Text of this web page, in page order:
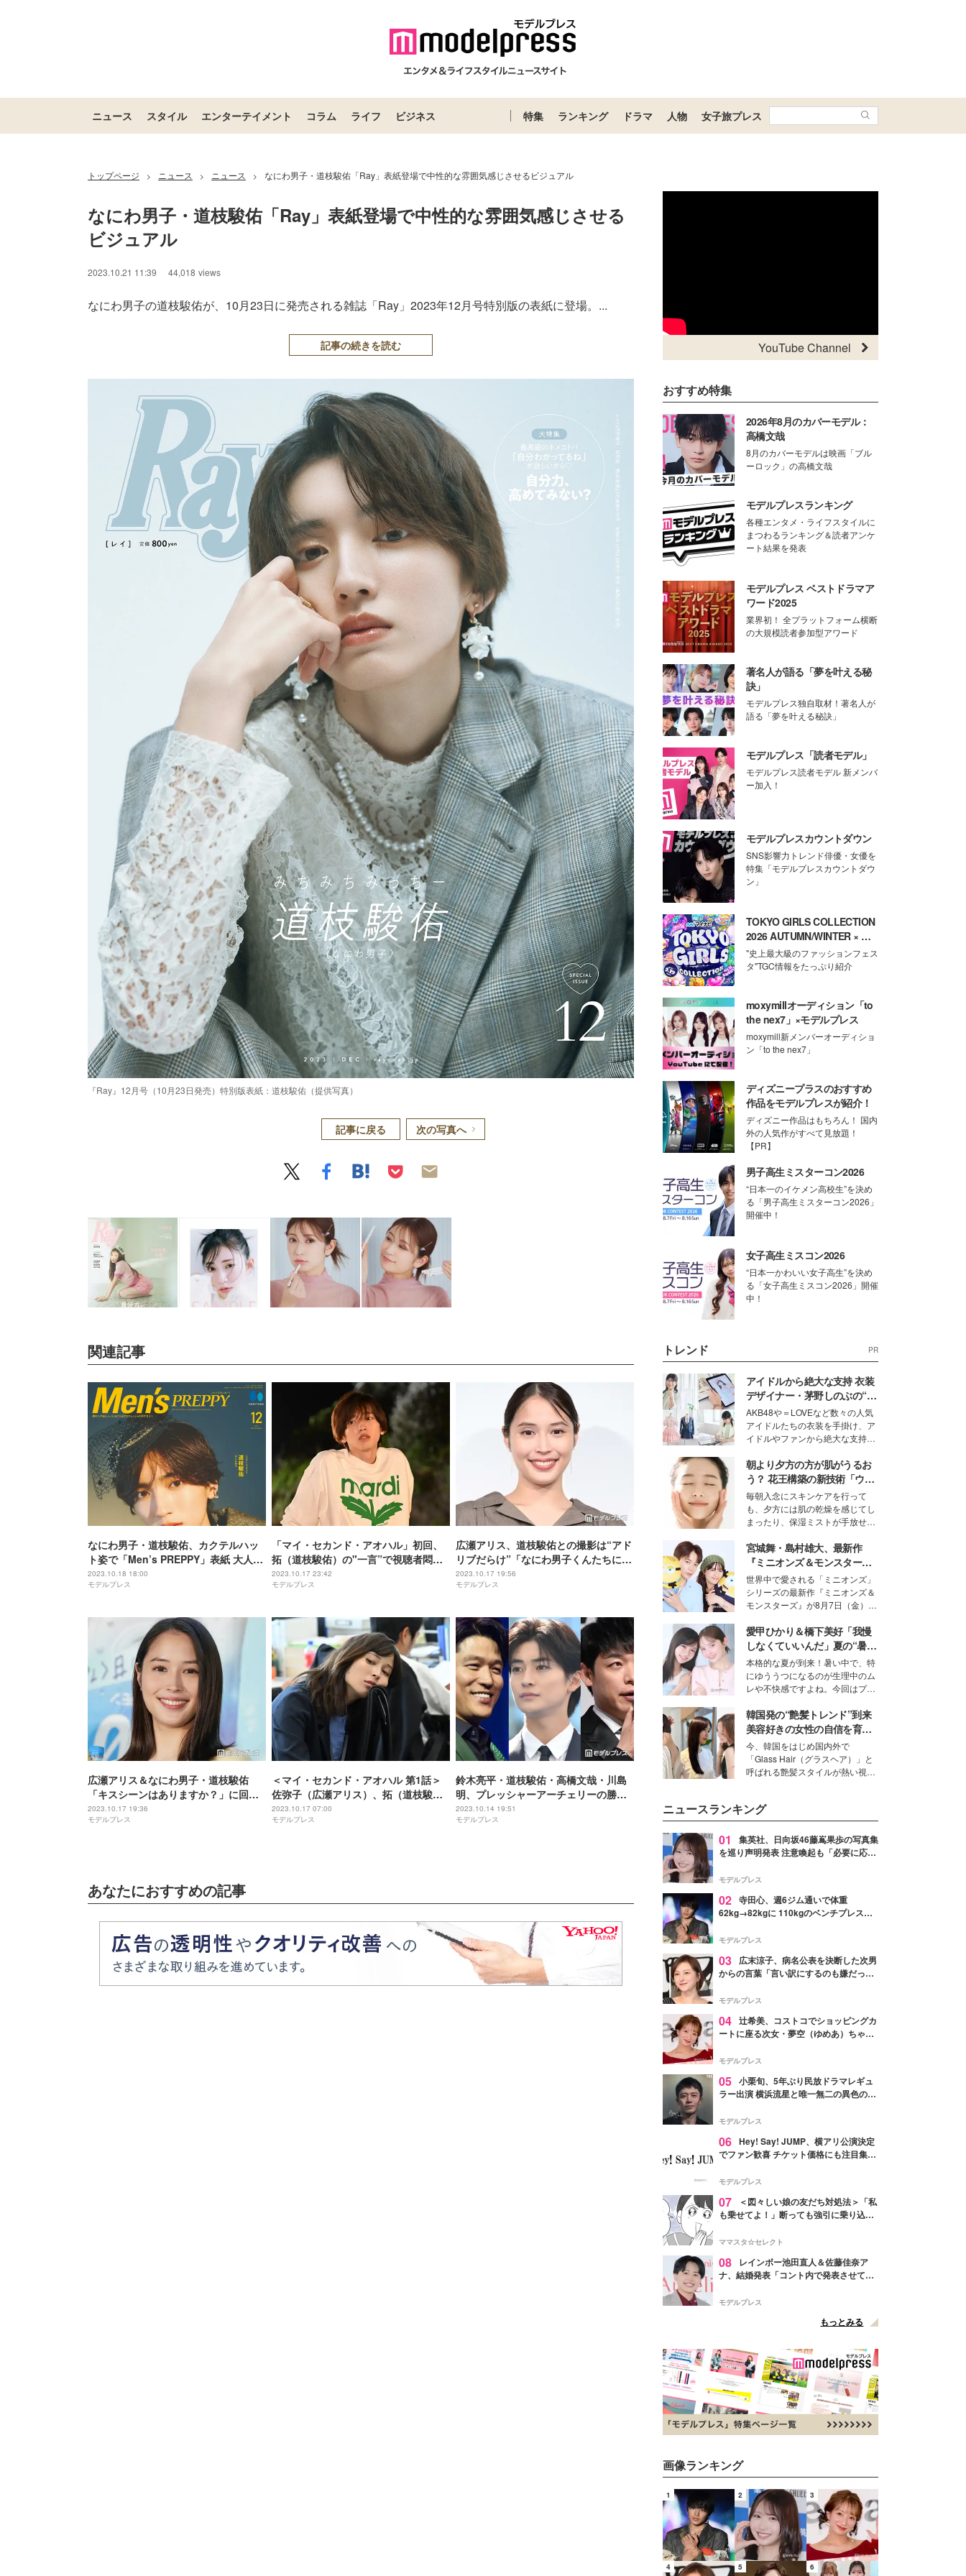
ニュース スタイル エンターテイメント コラム ライフ ビジネス 特集 ランキング ドラマ 人物 女子旅プレス
トップページ > ニュース > ニュース > なにわ男子・道枝駿佑「Ray」表紙登場で中性的な雰囲気感じさせるビジュアル
なにわ男子・道枝駿佑「Ray」表紙登場で中性的な雰囲気感じさせる
ビジュアル
2023.10.21 11:39 44,018 views
なにわ男子の道枝駿佑が、10月23日に発売される雑誌「Ray」2023年12月号特別版の表紙に登場。...
記事の続きを読む
『Ray』12月号（10月23日発売）特別版表紙：道枝駿佑（提供写真）
記事に戻る 次の写真へ
関連記事
なにわ男子・道枝駿佑、カクテルハッ
ト姿で「Men’s PREPPY」表紙 大人モ
ードなたたずまい披露
2023.10.18 18:00
モデルプレス
「マイ・セカンド・アオハル」初回、
拓（道枝駿佑）の"一言”で視聴者悶絶
ラストシーンに「反則すぎる」「最後
の最後にやられた」
2023.10.17 23:42
モデルプレス
広瀬アリス、道枝駿佑との撮影は“アド
リブだらけ”「なにわ男子くんたちに纏
わる何かをやってみたり…」＜マイ・
セカンド・アオハル＞
2023.10.17 19:56
モデルプレス
広瀬アリス＆なにわ男子・道枝駿佑
「キスシーンはありますか？」に回答
＜マイ・セカンド・アオハル＞
2023.10.17 19:36
モデルプレス
＜マイ・セカンド・アオハル 第1話＞
佐弥子（広瀬アリス）、拓（道枝駿
佑）との出会いで運命動き出す
2023.10.17 07:00
モデルプレス
鈴木亮平・道枝駿佑・高橋文哉・川島
明、プレッシャーアーチェリーの勝敗
明らかに 1000点射抜く場面も＜オール
スター感謝祭’23秋＞
2023.10.14 19:51
モデルプレス
あなたにおすすめの記事
YouTube Channel
おすすめ特集
2026年8月のカバーモデル：
高橋文哉
8月のカバーモデルは映画「ブル
ーロック」の高橋文哉
モデルプレスランキング
各種エンタメ・ライフスタイルに
まつわるランキング＆読者アンケ
ート結果を発表
モデルプレス ベストドラマア
ワード2025
業界初！ 全プラットフォーム横断
の大規模読者参加型アワード
著名人が語る「夢を叶える秘
訣」
モデルプレス独自取材！著名人が
語る「夢を叶える秘訣」
モデルプレス「読者モデル」
モデルプレス読者モデル 新メンバ
ー加入！
モデルプレスカウントダウン
SNS影響力トレンド俳優・女優を
特集「モデルプレスカウントダウ
ン」
TOKYO GIRLS COLLECTION
2026 AUTUMN/WINTER × モ
デルプレス
"史上最大級のファッションフェス
タ"TGC情報をたっぷり紹介
moxymillオーディション「to
the nex7」×モデルプレス
moxymill新メンバーオーディショ
ン「to the nex7」
ディズニープラスのおすすめ
作品をモデルプレスが紹介！
ディズニー作品はもちろん！ 国内
外の人気作がすべて見放題！
【PR】
男子高生ミスターコン2026
“日本一のイケメン高校生”を決め
る「男子高生ミスターコン2026」
開催中！
女子高生ミスコン2026
“日本一かわいい女子高生”を決め
る「女子高生ミスコン2026」開催
中！
トレンド PR
アイドルから絶大な支持 衣装
デザイナー・茅野しのぶの“可
愛い”を作る美学＜「シチズン
クロスシー」インタビュー＞
AKB48や＝LOVEなど数々の人気
アイドルたちの衣装を手掛け、ア
イドルやファンから絶大な支持を
取締役兼クリエイティブディレク
ター・茅野しのぶ。一人ひとりの
個性に寄り添い、魅力を引き出す
衣装作りは、多くの女性たちに勇
気と自信を与え続けている。
朝より夕方の方が肌がうるお
う？ 花王構築の新技術「ウォ
ーターキャプチャリングスキ
ン（捕水肌）」がスキンケア
の常識を変える予感
毎朝入念にスキンケアを行って
も、夕方には肌の乾燥を感じてし
まったり、保湿ミストが手放せな
な美容の常識を大きく変える可能
性を秘めた、革新的な「Water
Capturing Skin（ウォーターキャ
プチャリングスキン：捕水肌）」
技術を、花王が構築した。
宮城舞・島村雄大、最新作
『ミニオンズ＆モンスター
ズ』の魅力熱弁 ハチャメチャ
だけじゃない“友情と絆”に感
動
世界中で愛される「ミニオンズ」
シリーズの最新作『ミニオンズ＆
モンスターズ』が8月7日（金）に
ニオン好き”という共通点を持つモ
デルの宮城舞と島村雄大の特別対
談をお届け！それぞれの視点か
ら、今作ならではの魅力や予想外
の感動をもたらす奥深いストーリ
ーについて熱く語り合ってもらっ
た。
愛甲ひかり＆橋下美好「我慢
しなくていいんだ」夏の“暑さ
対策”の新しい選択肢とは？
本格的な夏が到来！暑い中で、特
にゆううつになるのが生理中のム
レや不快感ですよね。今回はプラ
モデル・愛甲ひかりさんと橋下美
好さんを迎えて本音で女子会トー
ク。猛暑のお出かけを快適に過ご
すヒントや、2人が感動した夏の
生理の新常識にも迫りました。
韓国発の“艶髪トレンド”到来
美容好きの女性の自信を育む
「ヘアケア事情」って？
今、韓国をはじめ国内外で
「Glass Hair（グラスヘア）」と
呼ばれる艶髪スタイルが熱い視線
して、“髪そのものの美しさ”に改
めて注目する人が増えている様
子。今回は、そんな憧れの艶やか
な髪を日常で叶える、美容好きの
ます。
ニュースランキング
01
集英社、日向坂46藤嶌果歩の写真集
を巡り声明発表 注意喚起も「必要に応じ
モデルプレス
02 寺田心、週6ジム通いで体重
62kg→82kgに 110kgのベンチプレス持
「かっこいい」と反響
モデルプレス
03
広末涼子、病名公表を決断した次男
からの言葉「言い訳にするのも嫌だっ
モデルプレス
04 辻希美、コストコでショッピングカ
ートに座る次女・夢空（ゆめあ）ちゃん
ぎ」「成長を感じる」の声
モデルプレス
05 小栗旬、5年ぶり民放ドラマレギュ
ラー出演 横浜流星と唯一無二の異色のバ
モデルプレス
06 Hey! Say! JUMP、横アリ公演決定
でファン歓喜 チケット価格にも注目集ま
モデルプレス
07
＜図々しい娘の友だち対処法＞「私
も乗せてよ！」断っても強引に乗り込ん
ママスタ☆セレクト
08
レインボー池田直人＆佐藤佳奈ア
ナ、結婚発表「コント内で発表させてい
点変更のため
モデルプレス
もっとみる
画像ランキング
1 2 3
4 5 6